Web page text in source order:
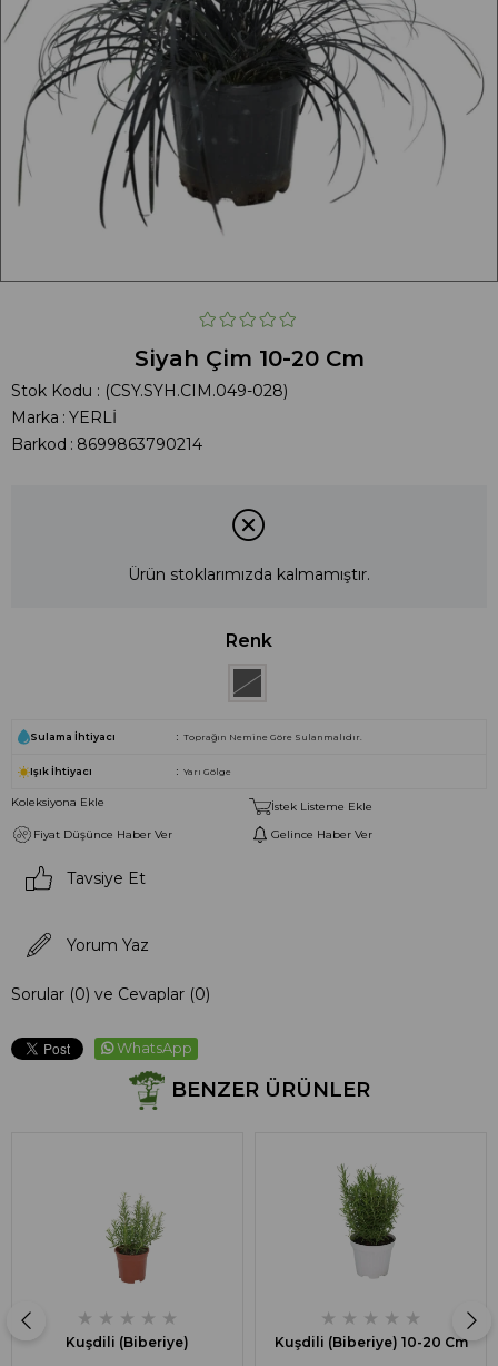
Siyah Çim 10-20 Cm
Stok Kodu
(CSY.SYH.CIM.049-028)
Marka : YERLİ
Barkod : 8699863790214
Ürün stoklarımızda kalmamıştır.
Renk
Sulama İhtiyacı Toprağın Nemine Göre Sulanmalıdır.
Işık İhtiyacı Yarı Gölge
Koleksiyona Ekle
İstek Listeme Ekle
Fiyat Düşünce Haber Ver
Gelince Haber Ver
Tavsiye Et
Yorum Yaz
Sorular (0) ve Cevaplar (0)
WhatsApp
BENZER ÜRÜNLER
★ ★ ★ ★ ★
Kuşdili (Biberiye)
★ ★ ★ ★ ★
Kuşdili (Biberiye) 10-20 Cm